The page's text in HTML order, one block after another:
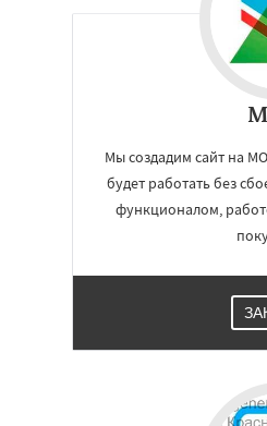
Мы создадим сайт на
будет работать без
функционалом,